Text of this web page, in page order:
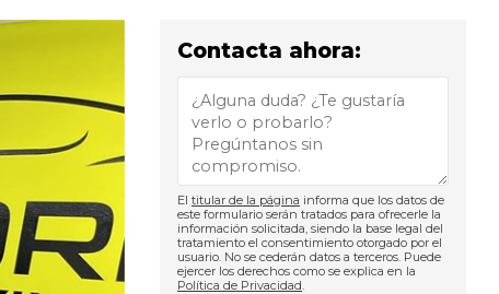
Contacta ahora:
El titular de la página informa que los datos de
este formulario serán tratados para ofrecerle la
información solicitada, siendo la base legal del
tratamiento el consentimiento otorgado por el
usuario. No se cederán datos a terceros. Puede
ejercer los derechos como se explica en la
Política de Privacidad.